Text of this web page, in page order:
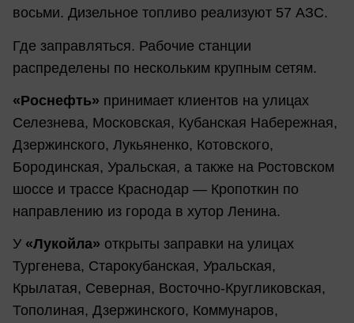
восьми. Дизельное топливо реализуют 57 АЗС.
Где заправляться. Рабочие станции
распределены по нескольким крупным сетям.
«Роснефть» принимает клиентов на улицах
Селезнева, Московская, Кубанская Набережная,
Дзержинского, Лукьяненко, Котовского,
Бородинская, Уральская, а также на Ростовском
шоссе и трассе Краснодар — Кропоткин по
направлению из города в хутор Ленина.
У «Лукойла» открыты заправки на улицах
Тургенева, Старокубанская, Уральская,
Крылатая, Северная, Восточно-Кругликовская,
Тополиная, Дзержинского, Коммунаров,